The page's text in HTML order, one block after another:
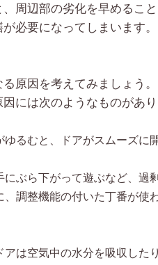
周辺部の劣化を早めるこ
必要になってしまいます
原因を考えてみましょう
には次のようなものがあり
るむと、ドアがスムーズに
にぶら下がって遊ぶなど、
、調整機能の付いた丁番が
アは空気中の水分を吸収し